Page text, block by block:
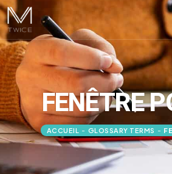
FENÊTRE
ACCUEIL - GLOSSARY TERMS -